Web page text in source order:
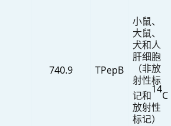
740.9 TPepB
小鼠、
大鼠、
犬和人
肝细胞
（非放
射性标
记和
14
C
放射性
标记）